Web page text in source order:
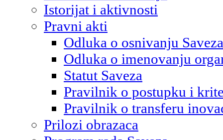
Istorijat i aktivnosti
Pravni akti
Odluka o osnivanju Saveza
Odluka o imenovanju
Statut Saveza
Pravilnik o postupku i
Pravilnik o transferu
Prilozi obrazaca